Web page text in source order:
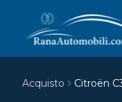
Acquisto Citroën